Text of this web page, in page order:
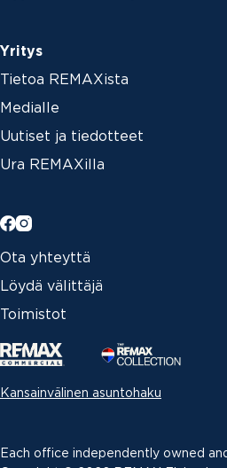
Yritys
Tietoa REMAXista
Medialle
Uutiset ja tiedotteet
Ura REMAXilla
Ota yhteyttä
Löydä välittäjä
Toimistot
Kansainvälinen asuntohaku
Each office independently owned